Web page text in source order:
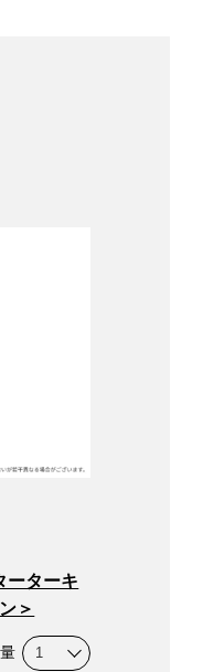
ーターキ
＞